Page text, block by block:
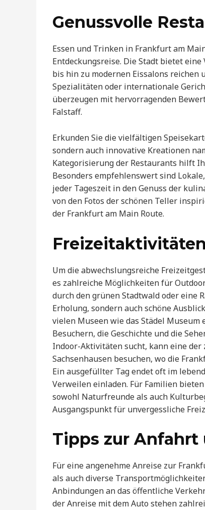
Genussvolle
Essen und Trinken in Frankfurt am
Entdeckungsreise. Die Stadt bietet
bis hin zu modernen Eissalons reichen
Spezialitäten oder internationale
überzeugen mit hervorragenden
Falstaff.
Erkunden Sie die vielfältigen
sondern auch innovative Kreationen
Kategorisierung der Restaurants hilft
Besonders empfehlenswert sind
jeder Tageszeit in den Genuss der
von den Fotos der schönen Teller
der Frankfurt am Main Route.
Um die abwechslungsreiche
es zahlreiche Möglichkeiten für
durch den grünen Stadtwald oder eine
Erholung, sondern auch schöne
vielen Museen wie das Städel
Besuchern, die Geschichte und die
Indoor-Aktivitäten sucht, kann eine
Sachsenhausen besuchen, wo die
Ein ausgefüllter Tag endet oft im
Verweilen einladen. Für Familien
sowohl Naturfreunde als auch
Ausgangspunkt für unvergessliche
Tipps zur
Für eine angenehme Anreise zur
als auch diverse
Anbindungen an das öffentliche
der Anreise mit dem Auto stehen